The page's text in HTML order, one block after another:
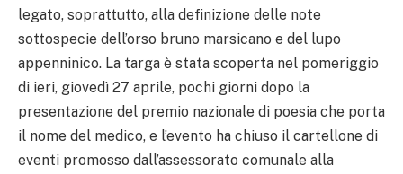
legato, soprattutto, alla definizione delle note
sottospecie dell’orso bruno marsicano e del lupo
appenninico. La targa è stata scoperta nel pomeriggio
di ieri, giovedì 27 aprile, pochi giorni dopo la
presentazione del premio nazionale di poesia che porta
il nome del medico, e l’evento ha chiuso il cartellone di
eventi promosso dall’assessorato comunale alla